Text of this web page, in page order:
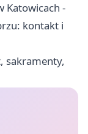
Katowicach -
kontakt i
sakramenty,